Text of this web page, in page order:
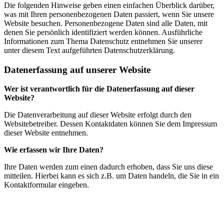
Die folgenden Hinweise geben einen einfachen Überblick darüber,
was mit Ihren personenbezogenen Daten passiert, wenn Sie unsere
Website besuchen. Personenbezogene Daten sind alle Daten, mit
denen Sie persönlich identifiziert werden können. Ausführliche
Informationen zum Thema Datenschutz entnehmen Sie unserer
unter diesem Text aufgeführten Datenschutzerklärung.
Datenerfassung auf unserer Website
Wer ist verantwortlich für die Datenerfassung auf dieser
Website?
Die Datenverarbeitung auf dieser Website erfolgt durch den
Websitebetreiber. Dessen Kontaktdaten können Sie dem Impressum
dieser Website entnehmen.
Wie erfassen wir Ihre Daten?
Ihre Daten werden zum einen dadurch erhoben, dass Sie uns diese
mitteilen. Hierbei kann es sich z.B. um Daten handeln, die Sie in ein
Kontaktformular eingeben.